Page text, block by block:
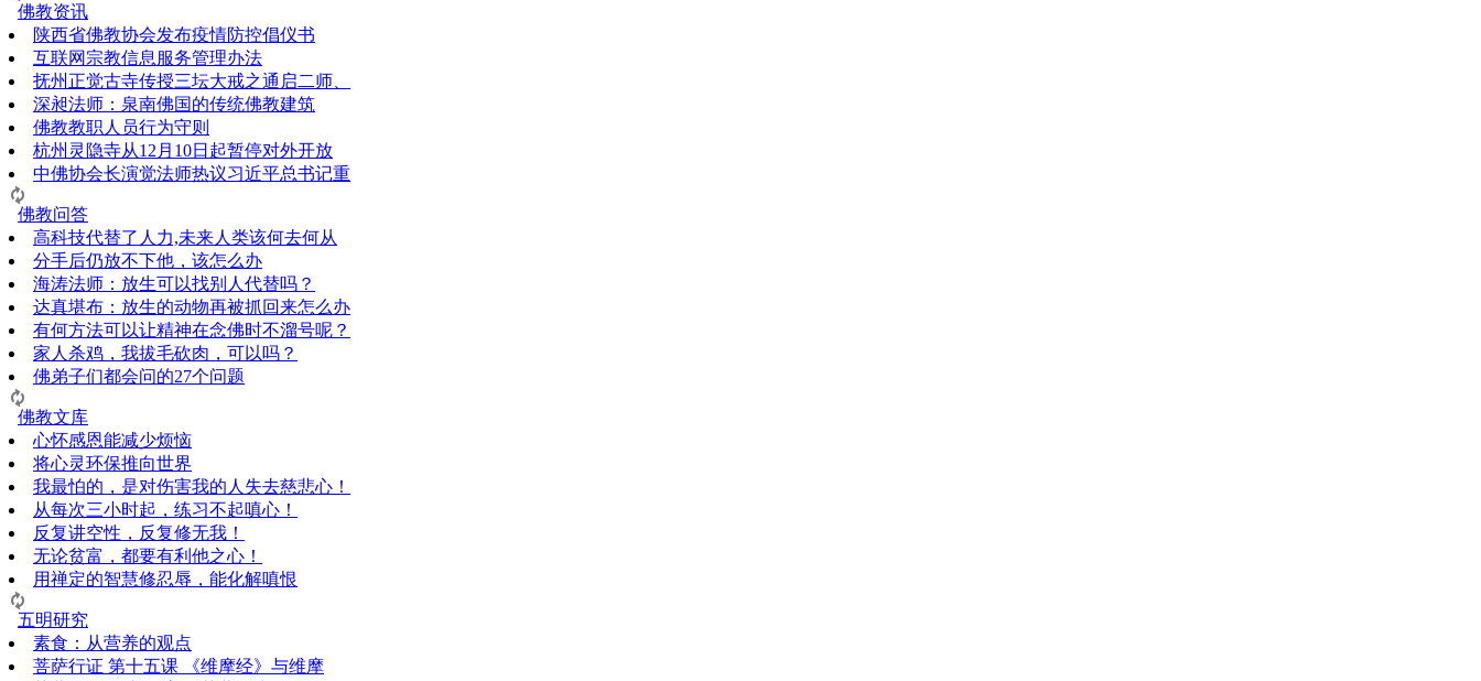
佛教资讯
陕西省佛教协会发布疫情防控倡仪书
互联网宗教信息服务管理办法
抚州正觉古寺传授三坛大戒之通启二师、
深昶法师：泉南佛国的传统佛教建筑
佛教教职人员行为守则
杭州灵隐寺从12月10日起暂停对外开放
中佛协会长演觉法师热议习近平总书记重
佛教问答
高科技代替了人力,未来人类该何去何从
分手后仍放不下他，该怎么办
海涛法师：放生可以找别人代替吗？
达真堪布：放生的动物再被抓回来怎么办
有何方法可以让精神在念佛时不溜号呢？
家人杀鸡，我拔毛砍肉，可以吗？
佛弟子们都会问的27个问题
佛教文库
心怀感恩能减少烦恼
将心灵环保推向世界
我最怕的，是对伤害我的人失去慈悲心！
从每次三小时起，练习不起嗔心！
反复讲空性，反复修无我！
无论贫富，都要有利他之心！
用禅定的智慧修忍辱，能化解嗔恨
五明研究
素食：从营养的观点
菩萨行证 第十五课 《维摩经》与维摩